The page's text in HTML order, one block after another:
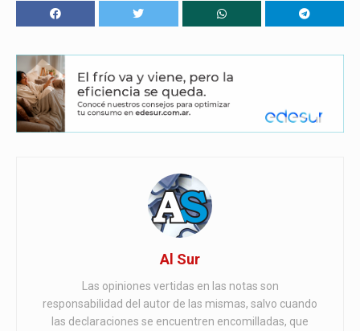
Al Sur
Las opiniones vertidas en las notas son
responsabilidad del autor de las mismas, salvo cuando
las declaraciones se encuentren encomilladas, que